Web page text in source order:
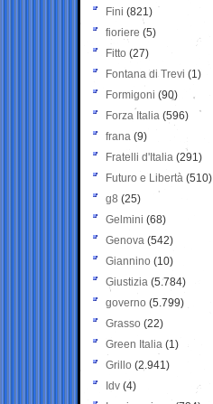
Fini (821)
fioriere (5)
Fitto (27)
Fontana di Trevi (1)
Formigoni (90)
Forza Italia (596)
frana (9)
Fratelli d'Italia (291)
Futuro e Libertà (510)
g8 (25)
Gelmini (68)
Genova (542)
Giannino (10)
Giustizia (5.784)
governo (5.799)
Grasso (22)
Green Italia (1)
Grillo (2.941)
Idv (4)